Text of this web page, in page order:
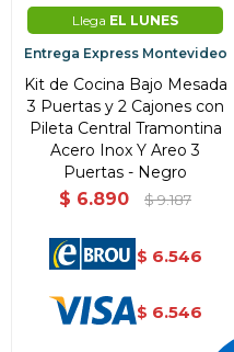
Llega EL LUNES
Entrega Express Montevideo
Kit de Cocina Bajo Mesada
3 Puertas y 2 Cajones con
Pileta Central Tramontina
Acero Inox Y Areo 3
Puertas - Negro
$ 6.890 $ 9.187
$ 6.546
$ 6.546